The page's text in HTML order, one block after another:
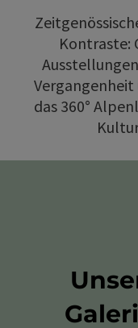
Kontraste:
das 360°